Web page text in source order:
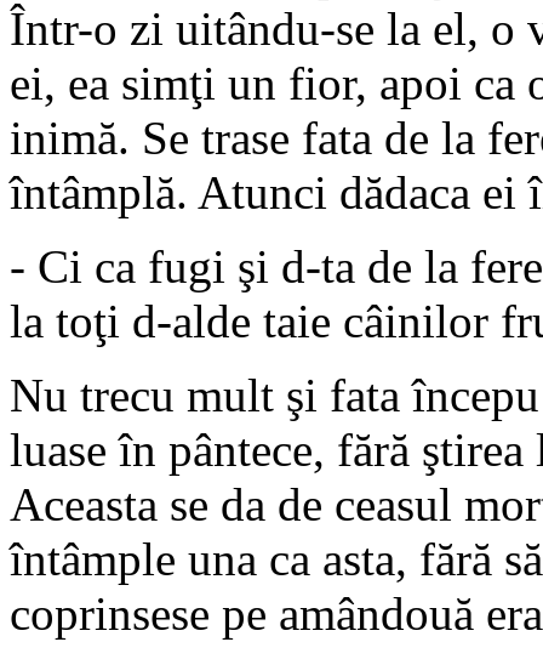
Într-o zi uitându-se la el,
ei, ea simţi un fior, apoi ca
inimă. Se trase fata de la
întâmplă. Atunci dădaca ei
- Ci ca fugi şi d-ta de la
la toţi d-alde taie câinilor
Nu trecu mult şi fata
luase în pântece, fără
Aceasta se da de ceasul
întâmple una ca asta, fără
coprinsese pe amândouă